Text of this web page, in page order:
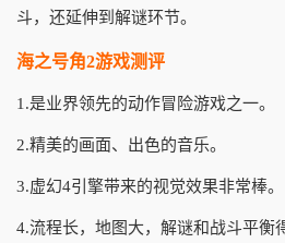
斗，还延伸到解谜环节。
海之号角2游戏测评
1.是业界领先的动作冒险游戏之一。
2.精美的画面、出色的音乐。
3.虚幻4引擎带来的视觉效果非常棒。
4.流程长，地图大，解谜和战斗平衡